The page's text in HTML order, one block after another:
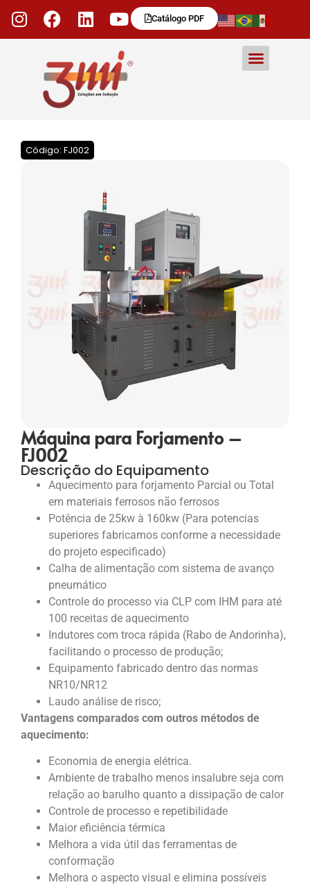
Catálogo PDF
Código: FJ002
Máquina para Forjamento –
FJ002
Descrição do Equipamento
Aquecimento para forjamento Parcial ou Total
em materiais ferrosos não ferrosos
Potência de 25kw à 160kw (Para potencias
superiores fabricamos conforme a necessidade
do projeto especificado)
Calha de alimentação com sistema de avanço
pneumático
Controle do processo via CLP com IHM para até
100 receitas de aquecimento
Indutores com troca rápida (Rabo de Andorinha),
facilitando o processo de produção;
Equipamento fabricado dentro das normas
NR10/NR12
Laudo análise de risco;
Vantagens comparados com outros métodos de
aquecimento:
Economia de energia elétrica.
Ambiente de trabalho menos insalubre seja com
relação ao barulho quanto a dissipação de calor
Controle de processo e repetibilidade
Maior eficiência térmica
Melhora a vida útil das ferramentas de
conformação
Melhora o aspecto visual e elimina possíveis